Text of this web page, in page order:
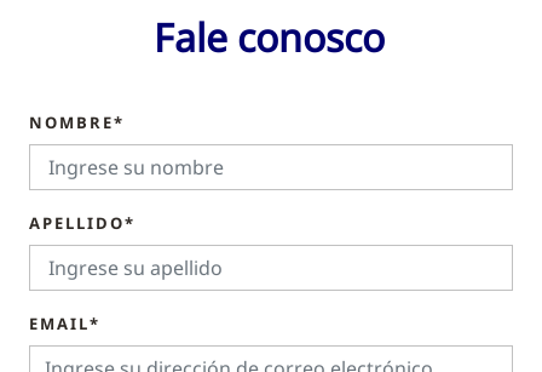
Fale conosco
NOMBRE*
APELLIDO*
EMAIL*